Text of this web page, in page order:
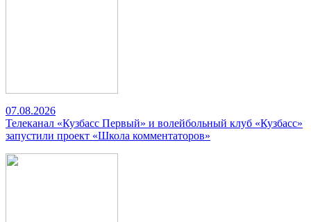
07.08.2026
Телеканал «Кузбасс Первый» и волейбольный клуб «Кузбасс»
запустили проект «Школа комментаторов»